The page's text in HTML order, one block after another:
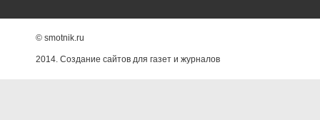
© smotnik.ru
2014. Создание сайтов для газет и журналов